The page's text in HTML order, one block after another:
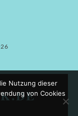
Nutzung dieser
von Cookies